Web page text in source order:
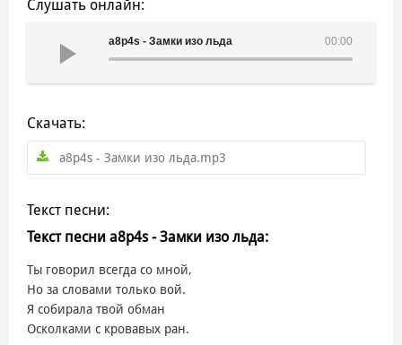
Слушать онлайн:
00:00
a8p4s - Замки изо льда
Скачать:
a8p4s - Замки изо льда.mp3
Текст песни:
Текст песни a8p4s - Замки изо льда:
Ты говорил всегда со мной,
Но за словами только вой.
Я собирала твой обман
Осколками с кровавых ран.